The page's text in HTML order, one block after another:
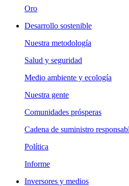
Oro
Desarrollo sostenible
Nuestra metodología
Salud y seguridad
Medio ambiente y ecología
Nuestra gente
Comunidades prósperas
Cadena de suministro
Política
Informe
Inversores y medios